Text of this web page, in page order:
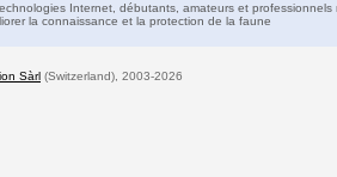
Internet, débutants, amateurs et professionnels
la connaissance et la protection de la faune
Sàrl (Switzerland), 2003-2026